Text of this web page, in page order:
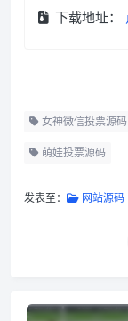
下载地址：
女神微信投票源码
萌娃投票源码
发表至： 网站源码